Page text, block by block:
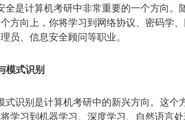
全是计算机考研中非常重要的一个方向
方向上，你将学习到网络协议、密码学
员、信息安全顾问等职业。
模式识别
式识别是计算机考研中的新兴方向。这
学习到机器学习、深度学习、自然语言